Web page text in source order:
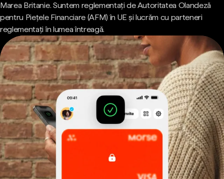
Marea Britanie. Suntem reglementați de Autoritatea Olandeză
pentru Piețele Financiare (AFM) în UE și lucrăm cu parteneri
reglementați în lumea întreagă.